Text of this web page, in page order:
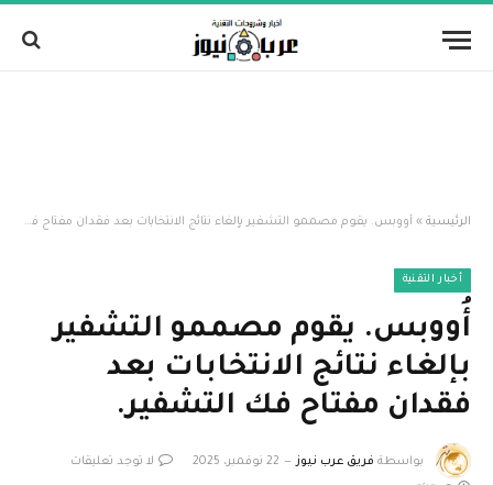
الرئيسية » أُووبس. يقوم مصممو التشفير بإلغاء نتائج الانتخابات بعد فقدان مفتاح فك التشفير.
أخبار التقنية
أُووبس. يقوم مصممو التشفير
بإلغاء نتائج الانتخابات بعد
فقدان مفتاح فك التشفير.
بواسطة فريق عرب نيوز 22 نوفمبر، 2025 لا توجد تعليقات